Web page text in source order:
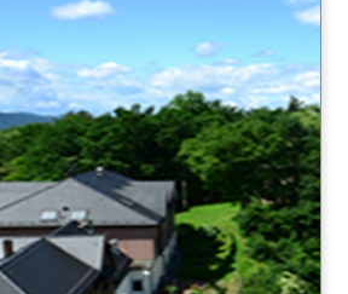
HOTEL